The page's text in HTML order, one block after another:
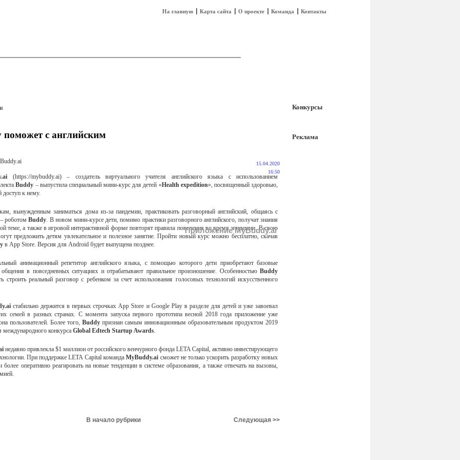
На главную Карта сайта О проекте Команда Контакты
поможет с английским
Приложение MyBuddy.ai
15.04.2020
16:50
(https://mybuddy.ai) – создатель виртуального учителя английского языка с использованием
Buddy – выпустила специальный мини-курс для детей «Health expedition», посвященный здоровью,
доступ к нему.
вынужденным заниматься дома из-за пандемии, практиковать разговорный английский, общаясь с
роботом Buddy. В новом мини-курсе дети, помимо практики разговорного английского, получат знания
теме, а также в игровой интерактивной форме повторят правила поведения во время эпидемии. В свою
предложить детям увлекательное и полезное занятие. Пройти новый курс можно бесплатно, скачав
в App Store. Версия для Android будет выпущена позднее.
анимационный репетитор английского языка, с помощью которого дети приобретают базовые
в повседневных ситуациях и отрабатывают правильное произношение. Особенностью Buddy
строить реальный разговор с ребенком за счет использования голосовых технологий искусственного
стабильно держится в первых строчках App Store и Google Play в разделе для детей и уже завоевал
семей в разных странах. С момента запуска первого прототипа весной 2018 года приложение уже
пользователей. Более того, Buddy признан самым инновационным образовательным продуктом 2019
международного конкурса Global Edtech Startup Awards.
недавно привлекла $1 миллион от российского венчурного фонда LETA Capital, активно инвестирующего
При поддержке LETA Capital командаMyBuddy.ai сможет не только ускорить разработку новых
более оперативно реагировать на новые тенденции в системе образования, а также отвечать на вызовы,
В начало рубрики Следующая >>
Конкурсы
Реклама